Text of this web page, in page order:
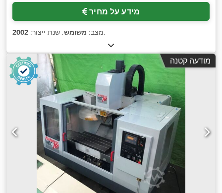
מידע על מחיר
מצב: משומש, שנת ייצור: 2002 ,
מודעה קטנה